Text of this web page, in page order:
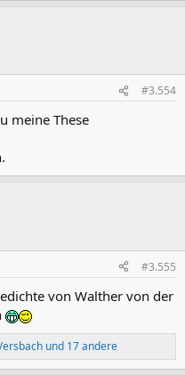
#3.554
meine These
#3.555
von Walther von der
und 17 andere